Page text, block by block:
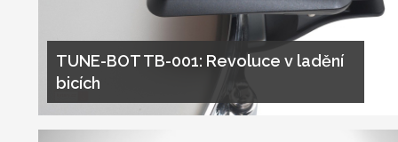
TUNE-BOT TB-001: Revoluce v ladění
bicích